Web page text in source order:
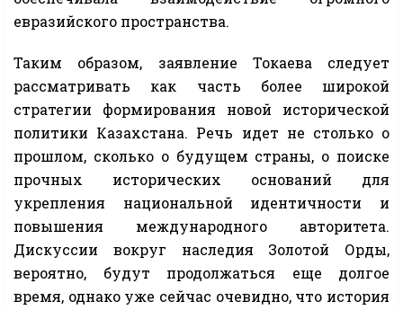
евразийского пространства.
Таким образом, заявление Токаева следует
рассматривать как часть более широкой
стратегии формирования новой исторической
политики Казахстана. Речь идет не столько о
прошлом, сколько о будущем страны, о поиске
прочных исторических оснований для
укрепления национальной идентичности и
повышения международного авторитета.
Дискуссии вокруг наследия Золотой Орды,
вероятно, будут продолжаться еще долгое
время, однако уже сейчас очевидно, что история